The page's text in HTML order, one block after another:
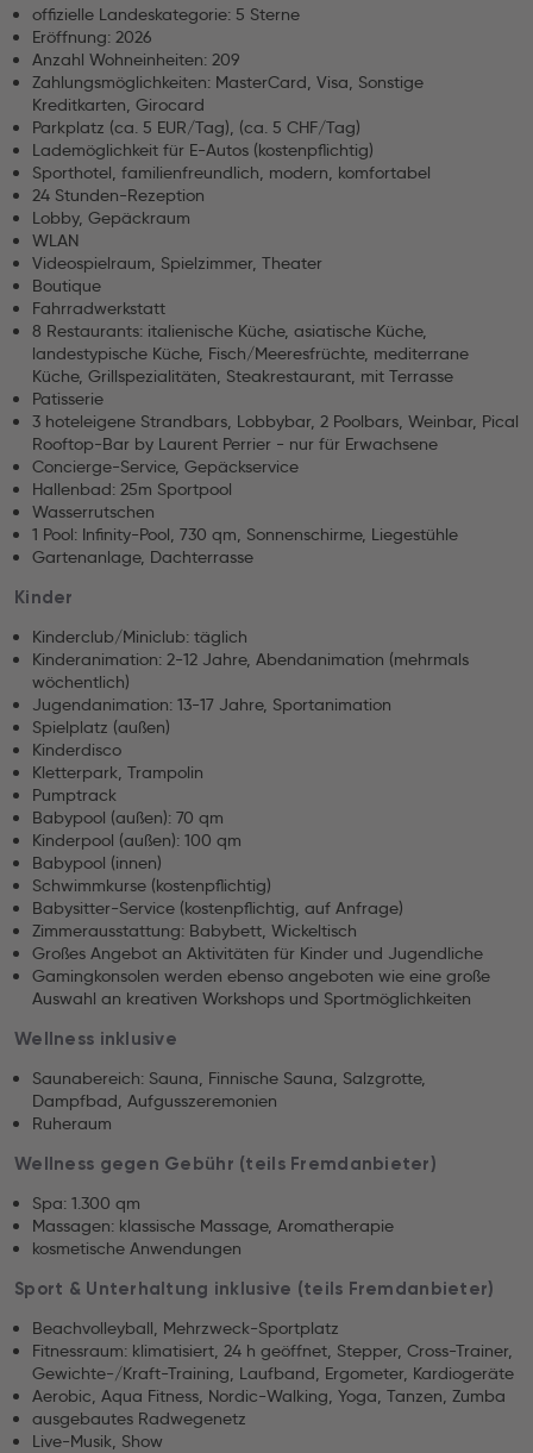
offizielle Landeskategorie: 5 Sterne
Eröffnung: 2026
Anzahl Wohneinheiten: 209
Zahlungsmöglichkeiten: MasterCard, Visa, Sonstige
Kreditkarten, Girocard
Parkplatz (ca. 5 EUR/Tag), (ca. 5 CHF/Tag)
Lademöglichkeit für E-Autos (kostenpflichtig)
Sporthotel, familienfreundlich, modern, komfortabel
24 Stunden-Rezeption
Lobby, Gepäckraum
WLAN
Videospielraum, Spielzimmer, Theater
Boutique
Fahrradwerkstatt
8 Restaurants: italienische Küche, asiatische Küche,
landestypische Küche, Fisch/Meeresfrüchte, mediterrane
Küche, Grillspezialitäten, Steakrestaurant, mit Terrasse
Patisserie
3 hoteleigene Strandbars, Lobbybar, 2 Poolbars, Weinbar, Pical
Rooftop-Bar by Laurent Perrier - nur für Erwachsene
Concierge-Service, Gepäckservice
Hallenbad: 25m Sportpool
Wasserrutschen
1 Pool: Infinity-Pool, 730 qm, Sonnenschirme, Liegestühle
Gartenanlage, Dachterrasse
Kinder
Kinderclub/Miniclub: täglich
Kinderanimation: 2-12 Jahre, Abendanimation (mehrmals
wöchentlich)
Jugendanimation: 13-17 Jahre, Sportanimation
Spielplatz (außen)
Kinderdisco
Kletterpark, Trampolin
Pumptrack
Babypool (außen): 70 qm
Kinderpool (außen): 100 qm
Babypool (innen)
Schwimmkurse (kostenpflichtig)
Babysitter-Service (kostenpflichtig, auf Anfrage)
Zimmerausstattung: Babybett, Wickeltisch
Großes Angebot an Aktivitäten für Kinder und Jugendliche
Gamingkonsolen werden ebenso angeboten wie eine große
Auswahl an kreativen Workshops und Sportmöglichkeiten
Wellness inklusive
Saunabereich: Sauna, Finnische Sauna, Salzgrotte,
Dampfbad, Aufgusszeremonien
Ruheraum
Wellness gegen Gebühr (teils Fremdanbieter)
Spa: 1.300 qm
Massagen: klassische Massage, Aromatherapie
kosmetische Anwendungen
Sport & Unterhaltung inklusive (teils Fremdanbieter)
Beachvolleyball, Mehrzweck-Sportplatz
Fitnessraum: klimatisiert, 24 h geöffnet, Stepper, Cross-Trainer,
Gewichte-/Kraft-Training, Laufband, Ergometer, Kardiogeräte
Aerobic, Aqua Fitness, Nordic-Walking, Yoga, Tanzen, Zumba
ausgebautes Radwegenetz
Live-Musik, Show